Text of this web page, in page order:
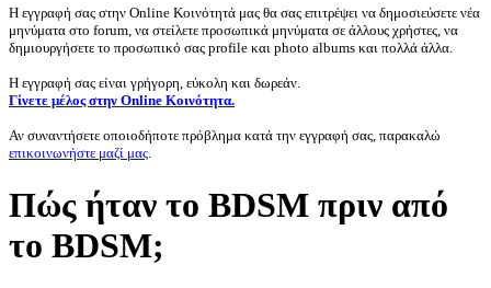
Η εγγραφή σας στην Online Κοινότητά μας θα σας επιτρέψει να δημοσιεύσετε νέα
μηνύματα στο forum, να στείλετε προσωπικά μηνύματα σε άλλους χρήστες, να
δημιουργήσετε το προσωπικό σας profile και photo albums και πολλά άλλα.
Η εγγραφή σας είναι γρήγορη, εύκολη και δωρεάν.
Γίνετε μέλος στην Online Κοινότητα.
Αν συναντήσετε οποιοδήποτε πρόβλημα κατά την εγγραφή σας, παρακαλώ
επικοινωνήστε μαζί μας.
Πώς ήταν το BDSM πριν από
το BDSM;